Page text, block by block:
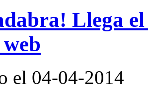
Llega
el 04-04-2014